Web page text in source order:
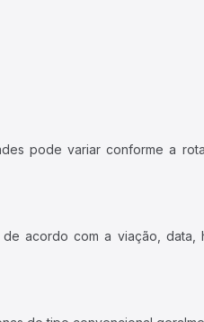
pode variar conforme a
acordo com a viação,